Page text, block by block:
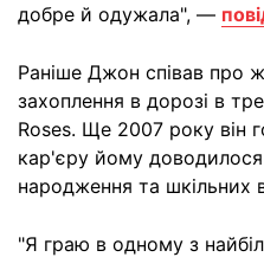
добре й одужала", —
Раніше Джон співав про
захоплення в дорозі в
Roses. Ще 2007 року він
кар'єру йому доводилося
народження та шкільних
"Я граю в одному з